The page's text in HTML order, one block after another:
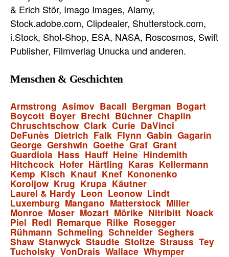
& Erich Stör, Imago Images, Alamy,
Stock.adobe.com, Clipdealer, Shutterstock.com,
i.Stock, Shot-Shop, ESA, NASA, Roscosmos, Swift
Publisher, Filmverlag Unucka und anderen.
Menschen & Geschichten
Armstrong Asimov Bacall Bergman Bogart
Boycott Boyer Brecht Büchner Chaplin
Chruschtschow Clark Curie DaVinci
DeFunès Dietrich Falk Flynn Gabin Gagarin
George Gershwin Goethe Graf Grant
Guardiola Hass Hauff Heine Hindemith
Hitchcock Hofer Härtling Karas Kellermann
Kemp Kisch Knauf Knef Kononenko
Koroljow Krug Krupa Käutner
Laurel & Hardy Leon Leonow Lindt
Luxemburg Mangano Matterstock Miller
Monroe Moser Mozart Mörike Nitribitt Noack
Piel Redl Remarque Rilke Rosegger
Rühmann Schmeling Schneider Seghers
Shaw Stanwyck Staudte Stoltze Strauss Tey
Tucholsky VonDrais Wallace Whymper